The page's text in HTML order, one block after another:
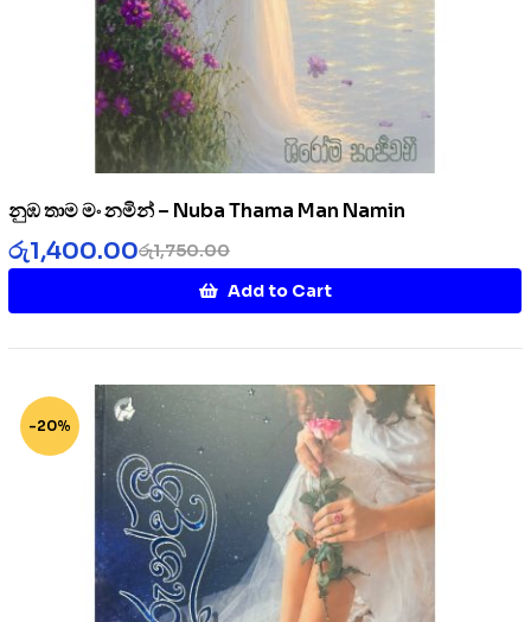
නුඹ තාම මං නමින් – Nuba Thama Man Namin
රු1,750.00
රු1,400.00
Add to Cart
-20%